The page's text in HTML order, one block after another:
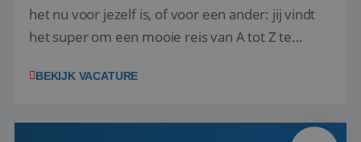
het nu voor jezelf is, of voor een ander: jij vindt
het super om een mooie reis van A tot Z te
vakantiegangers de meest prachtige plekjes op
werken: of het nu gaat om vragen ...
BEKIJK VACATURE